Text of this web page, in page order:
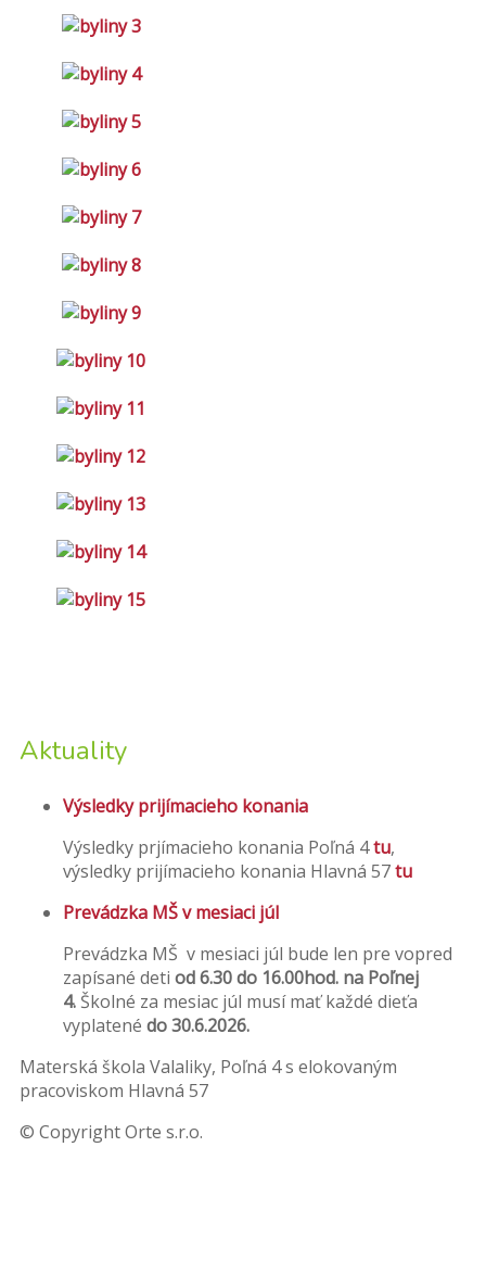
Aktuality
Výsledky prijímacieho konania
Výsledky prjímacieho konania Poľná 4tu,
výsledky prijímacieho konania Hlavná 57tu
Prevádzka MŠ v mesiaci júl
Prevádzka MŠ v mesiaci júl bude len pre vopred
zapísané deti od 6.30 do 16.00hod. na Poľnej
4. Školné za mesiac júl musí mať každé dieťa
vyplatené do 30.6.2026.
Materská škola Valaliky, Poľná 4 s elokovaným
pracoviskom Hlavná 57
© Copyright Orte s.r.o.